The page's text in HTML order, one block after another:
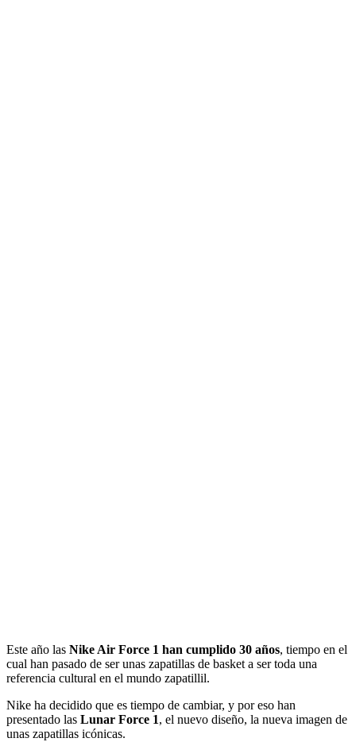
Este año las Nike Air Force 1 han cumplido 30 años, tiempo en el
cual han pasado de ser unas zapatillas de basket a ser toda una
referencia cultural en el mundo zapatillil.
Nike ha decidido que es tiempo de cambiar, y por eso han
presentado las Lunar Force 1, el nuevo diseño, la nueva imagen de
unas zapatillas icónicas.